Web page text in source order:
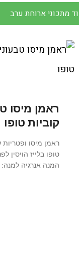
מתכוני ארוחת ערב
ראמן מיסו
קוביות טופו
ראמן מיסו
טופו בלייז הויסין
המנה אנרגיה למנה: